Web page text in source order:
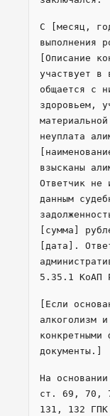
С [месяц,
выполнения
[Описание
участвует в
общается с
здоровьем,
неуплата
взысканы
Ответчик не
данным
[сумма]
[дата].
5.35.1 КоАП
[Если
алкоголизм
конкретными
документы.]
На
ст. 69, 70,
131, 132